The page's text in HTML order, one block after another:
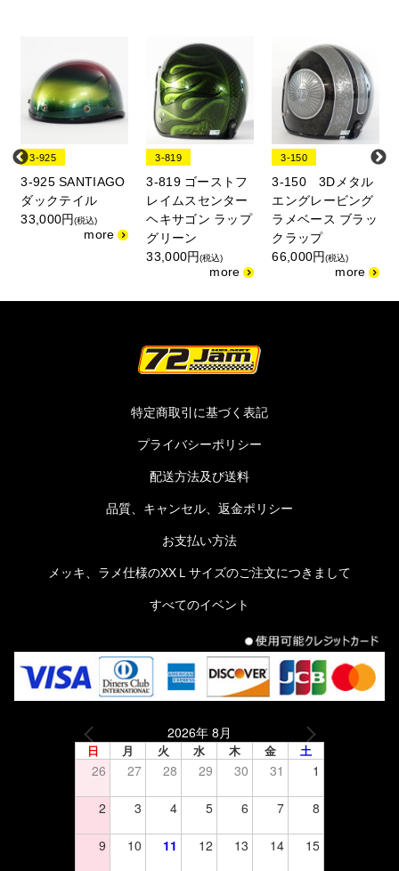
3-925
3-925 SANTIAGO
ダックテイル
33,000円(税込)
3-819
3-819 ゴーストフ
レイムスセンター
ヘキサゴン ラップ
グリーン
33,000円(税込)
3-150
3-150 3Dメタル
エングレービング
ラメベース ブラッ
クラップ
66,000円(税込)
特定商取引に基づく表記
プライバシーポリシー
配送方法及び送料
品質、キャンセル、返金ポリシー
お支払い方法
メッキ、ラメ仕様のXXＬサイズのご注文につきまして
すべてのイベント
2026年 8月
日 月 火 水 木 金 土
26 27 28 29 30 31 1
2 3 4 5 6 7 8
9 10 11 12 13 14 15